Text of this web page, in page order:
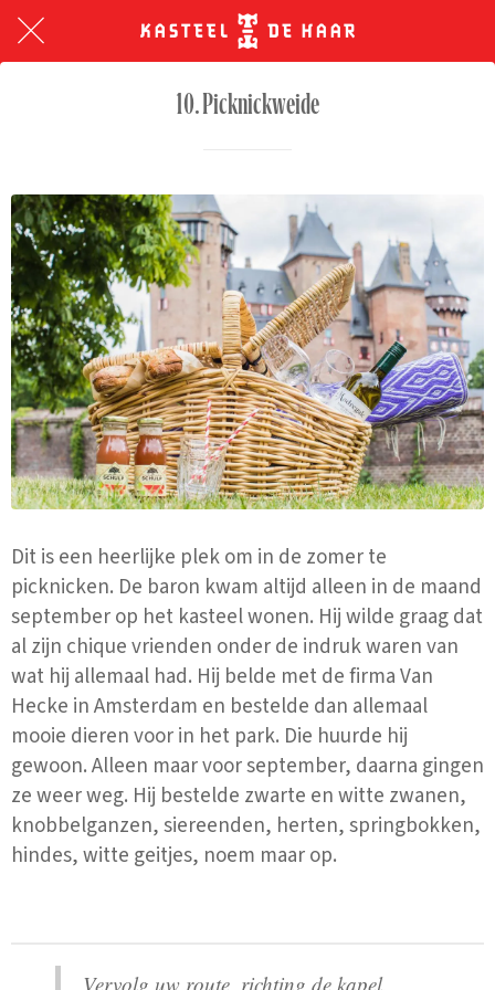
10. Picknickweide
Dit is een heerlijke plek om in de zomer te
picknicken. De baron kwam altijd alleen in de maand
september op het kasteel wonen. Hij wilde graag dat
al zijn chique vrienden onder de indruk waren van
wat hij allemaal had. Hij belde met de firma Van
Hecke in Amsterdam en bestelde dan allemaal
mooie dieren voor in het park. Die huurde hij
gewoon. Alleen maar voor september, daarna gingen
ze weer weg. Hij bestelde zwarte en witte zwanen,
knobbelganzen, siereenden, herten, springbokken,
hindes, witte geitjes, noem maar op.
Vervolg uw route, richting de kapel.